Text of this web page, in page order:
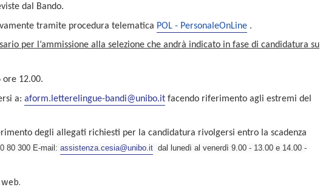
dal Bando.
tramite procedura telematica POL - PersonaleOnLine .
per l’ammissione alla selezione che andrà indicato in fase di candidatura su
ore 12.00.
a: aform.letterelingue-bandi@unibo.it facendo riferimento agli estremi del
degli allegati richiesti per la candidatura rivolgersi entro la scadenza
80 300 E-mail: assistenza.cesia@unibo.it dal lunedì al venerdì 9.00 - 13.00 e 14.00 -